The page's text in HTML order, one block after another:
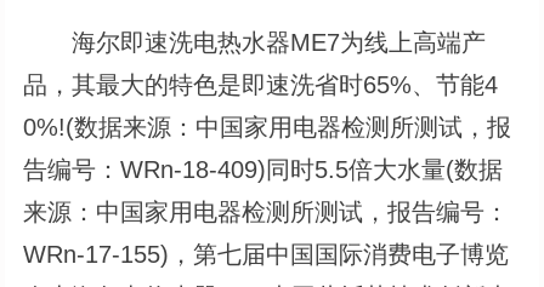
海尔即速洗电热水器ME7为线上高端产
品，其最大的特色是即速洗省时65%、节能4
0%!(数据来源：中国家用电器检测所测试，报
告编号：WRn-18-409)同时5.5倍大水量(数据
来源：中国家用电器检测所测试，报告编号：
WRn-17-155)，第七届中国国际消费电子博览